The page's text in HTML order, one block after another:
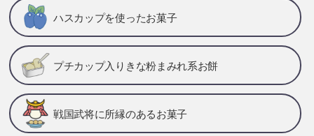
ハスカップを使ったお菓子
プチカップ入りきな粉まみれ系お餅
戦国武将に所縁のあるお菓子